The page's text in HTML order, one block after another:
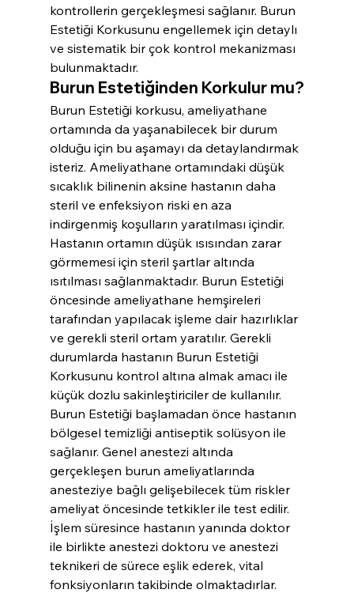
kontrollerin gerçekleşmesi sağlanır. Burun
Estetiği Korkusunu engellemek için detaylı
ve sistematik bir çok kontrol mekanizması
bulunmaktadır.
Burun Estetiğinden Korkulur mu?
Burun Estetiği korkusu, ameliyathane
ortamında da yaşanabilecek bir durum
olduğu için bu aşamayı da detaylandırmak
isteriz. Ameliyathane ortamındaki düşük
sıcaklık bilinenin aksine hastanın daha
steril ve enfeksiyon riski en aza
indirgenmiş koşulların yaratılması içindir.
Hastanın ortamın düşük ısısından zarar
görmemesi için steril şartlar altında
ısıtılması sağlanmaktadır. Burun Estetiği
öncesinde ameliyathane hemşireleri
tarafından yapılacak işleme dair hazırlıklar
ve gerekli steril ortam yaratılır. Gerekli
durumlarda hastanın Burun Estetiği
Korkusunu kontrol altına almak amacı ile
küçük dozlu sakinleştiriciler de kullanılır.
Burun Estetiği başlamadan önce hastanın
bölgesel temizliği antiseptik solüsyon ile
sağlanır. Genel anestezi altında
gerçekleşen burun ameliyatlarında
anesteziye bağlı gelişebilecek tüm riskler
ameliyat öncesinde tetkikler ile test edilir.
İşlem süresince hastanın yanında doktor
ile birlikte anestezi doktoru ve anestezi
teknikeri de sürece eşlik ederek, vital
fonksiyonların takibinde olmaktadırlar.